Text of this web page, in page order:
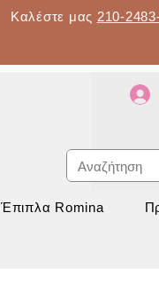
Καλέστε μας 210-
Έπιπλα Romina